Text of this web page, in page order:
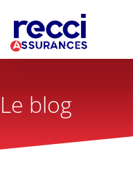
Le blog